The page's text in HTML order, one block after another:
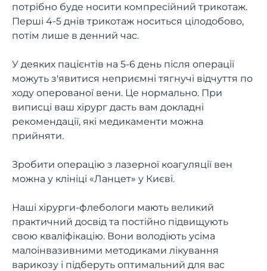
потрібно буде носити компресійний трикотаж.
Перші 4-5 днів трикотаж носиться цілодобово,
потім лише в денний час.
У деяких пацієнтів на 5-6 день після операції
можуть з'явитися неприємні тягнучі відчуття по
ходу оперованої вени. Це нормально. При
виписці ваш хірург дасть вам докладні
рекомендації, які медикаменти можна
прийняти.
Зробити операцію з лазерної коагуляції вен
можна у клініці «Ланцет» у Києві.
Наші хірурги-флебологи мають великий
практичний досвід та постійно підвищують
свою кваліфікацію. Вони володіють усіма
малоінвазивними методиками лікування
варикозу і підберуть оптимальний для вас